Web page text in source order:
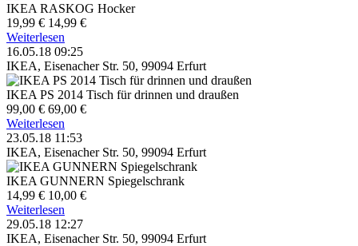
IKEA RASKOG Hocker
19,99 € 14,99 €
Weiterlesen
16.05.18 09:25
IKEA, Eisenacher Str. 50, 99094 Erfurt
IKEA PS 2014 Tisch für drinnen und draußen
99,00 € 69,00 €
Weiterlesen
23.05.18 11:53
IKEA, Eisenacher Str. 50, 99094 Erfurt
IKEA GUNNERN Spiegelschrank
14,99 € 10,00 €
Weiterlesen
29.05.18 12:27
IKEA, Eisenacher Str. 50, 99094 Erfurt